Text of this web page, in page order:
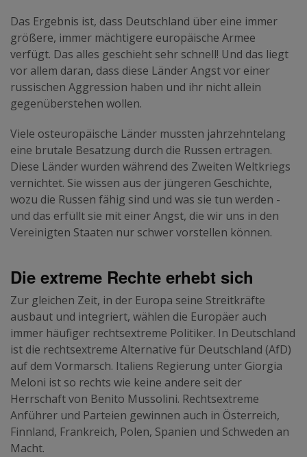
Das Ergebnis ist, dass Deutschland über eine immer
größere, immer mächtigere europäische Armee
verfügt. Das alles geschieht sehr schnell! Und das liegt
vor allem daran, dass diese Länder Angst vor einer
russischen Aggression haben und ihr nicht allein
gegenüberstehen wollen.
Viele osteuropäische Länder mussten jahrzehntelang
eine brutale Besatzung durch die Russen ertragen.
Diese Länder wurden während des Zweiten Weltkriegs
vernichtet. Sie wissen aus der jüngeren Geschichte,
wozu die Russen fähig sind und was sie tun werden -
und das erfüllt sie mit einer Angst, die wir uns in den
Vereinigten Staaten nur schwer vorstellen können.
Die extreme Rechte erhebt sich
Zur gleichen Zeit, in der Europa seine Streitkräfte
ausbaut und integriert, wählen die Europäer auch
immer häufiger rechtsextreme Politiker. In Deutschland
ist die rechtsextreme Alternative für Deutschland (AfD)
auf dem Vormarsch. Italiens Regierung unter Giorgia
Meloni ist so rechts wie keine andere seit der
Herrschaft von Benito Mussolini. Rechtsextreme
Anführer und Parteien gewinnen auch in Österreich,
Finnland, Frankreich, Polen, Spanien und Schweden an
Macht.